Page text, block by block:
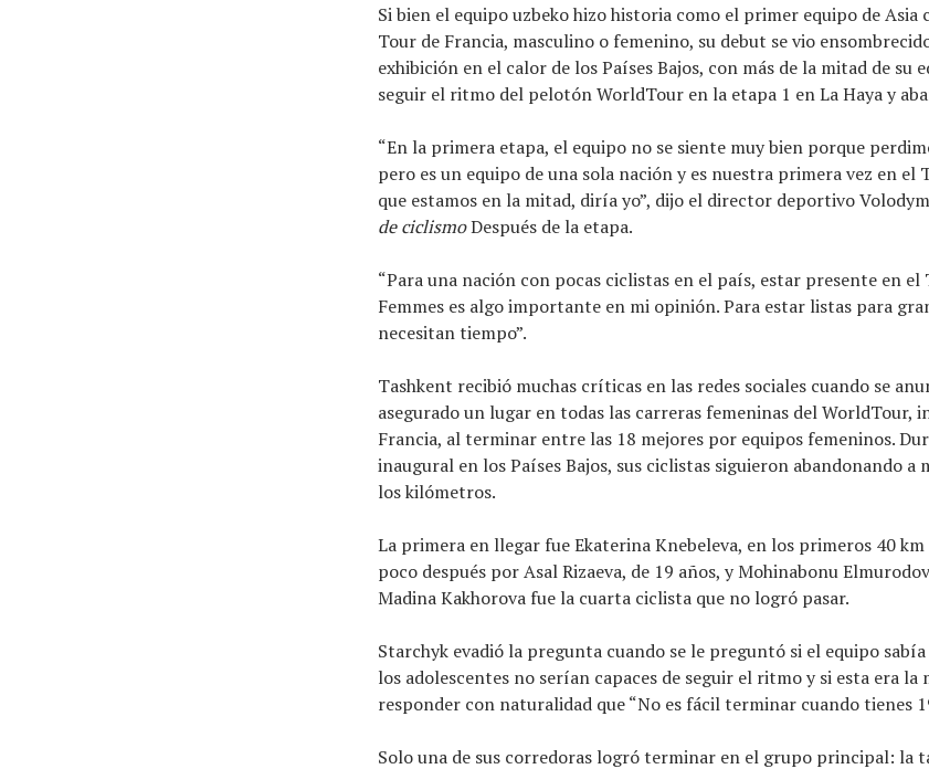
Si bien el equipo uzbeko hizo historia como el primer equipo de
Tour de Francia, masculino o femenino, su debut se vio
exhibición en el calor de los Países Bajos, con más de la mitad de su
seguir el ritmo del pelotón WorldTour en la etapa 1 en La Haya y
“En la primera etapa, el equipo no se siente muy bien porque
pero es un equipo de una sola nación y es nuestra primera vez en el
que estamos en la mitad, diría yo”, dijo el director deportivo
de ciclismoDespués de la etapa.
“Para una nación con pocas ciclistas en el país, estar presente en el
Femmes es algo importante en mi opinión. Para estar listas para
necesitan tiempo”.
Tashkent recibió muchas críticas en las redes sociales cuando se
asegurado un lugar en todas las carreras femeninas del WorldTour,
Francia, al terminar entre las 18 mejores por equipos femeninos.
inaugural en los Países Bajos, sus ciclistas siguieron abandonando a
los kilómetros.
La primera en llegar fue Ekaterina Knebeleva, en los primeros 40 km
poco después por Asal Rizaeva, de 19 años, y Mohinabonu
Madina Kakhorova fue la cuarta ciclista que no logró pasar.
Starchyk evadió la pregunta cuando se le preguntó si el equipo
los adolescentes no serían capaces de seguir el ritmo y si esta era la
responder con naturalidad que “No es fácil terminar cuando tienes
Solo una de sus corredoras logró terminar en el grupo principal: la